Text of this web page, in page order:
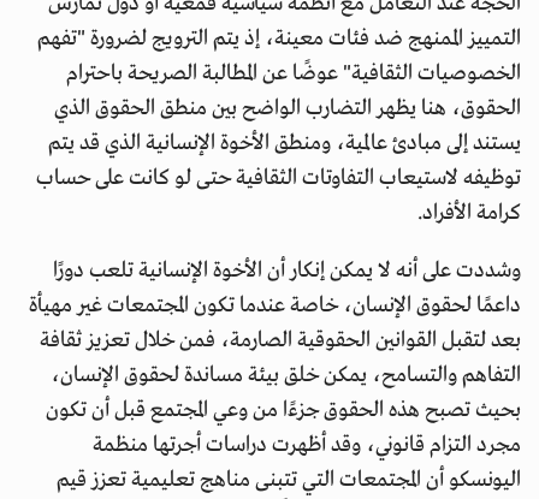
التمييز الممنهج ضد فئات معينة، إذ يتم الترويج لضرورة "تفهم
الخصوصيات الثقافية" عوضًا عن المطالبة الصريحة باحترام
الحقوق، هنا يظهر التضارب الواضح بين منطق الحقوق الذي
يستند إلى مبادئ عالمية، ومنطق الأخوة الإنسانية الذي قد يتم
توظيفه لاستيعاب التفاوتات الثقافية حتى لو كانت على حساب
كرامة الأفراد.
وشددت على أنه لا يمكن إنكار أن الأخوة الإنسانية تلعب دورًا
داعمًا لحقوق الإنسان، خاصة عندما تكون المجتمعات غير مهيأة
بعد لتقبل القوانين الحقوقية الصارمة، فمن خلال تعزيز ثقافة
التفاهم والتسامح، يمكن خلق بيئة مساندة لحقوق الإنسان،
بحيث تصبح هذه الحقوق جزءًا من وعي المجتمع قبل أن تكون
مجرد التزام قانوني، وقد أظهرت دراسات أجرتها منظمة
اليونسكو أن المجتمعات التي تتبنى مناهج تعليمية تعزز قيم